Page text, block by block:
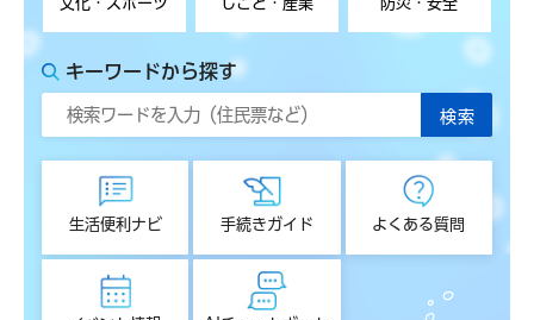
キーワードから探す
生活便利ナビ 手続きガイド よくある質問